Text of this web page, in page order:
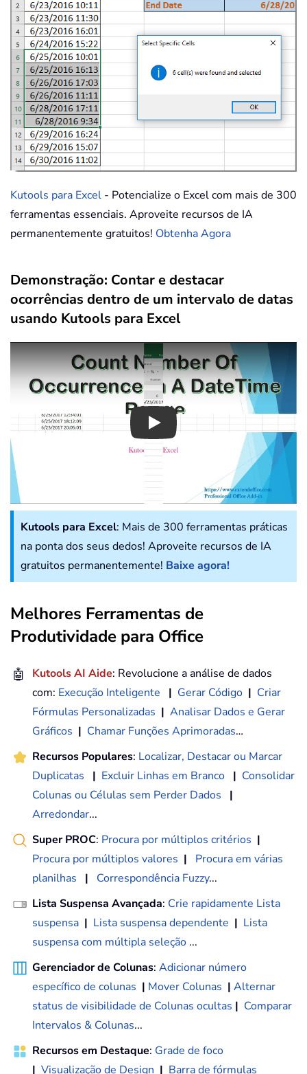
Kutools para Excel - Potencialize o Excel com mais de 300
ferramentas essenciais. Aproveite recursos de IA
permanentemente gratuitos! Obtenha Agora
Demonstração: Contar e destacar
ocorrências dentro de um intervalo de datas
usando Kutools para Excel
Play
Kutools para Excel: Mais de 300 ferramentas práticas
na ponta dos seus dedos! Aproveite recursos de IA
gratuitos permanentemente! Baixe agora!
Melhores Ferramentas de
Produtividade para Office
🤖 Kutools AI Aide: Revolucione a análise de dados
com: Execução Inteligente | Gerar Código | Criar
Fórmulas Personalizadas | Analisar Dados e Gerar
Gráficos | Chamar Funções Aprimoradas…
Recursos Populares: Localizar, Destacar ou Marcar
Duplicatas
| Excluir Linhas em Branco | Consolidar
Colunas ou Células sem Perder Dados
|
Arredondar...
Super PROC: Procura por múltiplos critérios |
Procura por múltiplos valores |
Procura em várias
planilhas
| Correspondência Fuzzy...
Lista Suspensa Avançada: Crie rapidamente Lista
suspensa | Lista suspensa dependente | Lista
suspensa com múltipla seleção ...
Gerenciador de Colunas: Adicionar número
específico de colunas | Mover Colunas | Alternar
status de visibilidade de Colunas ocultas | Comparar
Intervalos & Colunas...
Recursos em Destaque: Grade de foco
| Visualização de Design | Barra de fórmulas